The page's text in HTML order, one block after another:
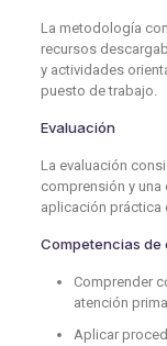
La metodología
recursos
y actividades
puesto de trabajo.
Evaluación
La evaluación
comprensión y una
aplicación
Competencias de
Comprender
atención
Aplicar